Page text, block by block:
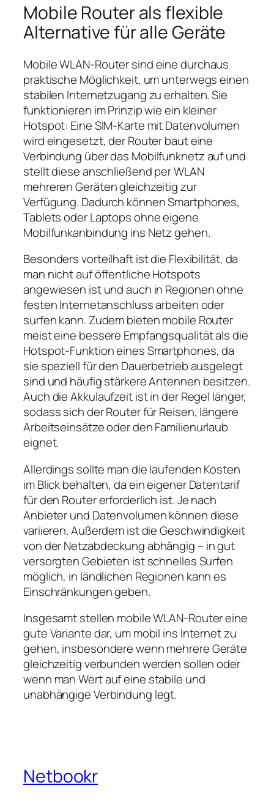
Mobile Router als flexible
Alternative für alle Geräte
Mobile WLAN‑Router sind eine durchaus
praktische Möglichkeit, um unterwegs einen
stabilen Internetzugang zu erhalten. Sie
funktionieren im Prinzip wie ein kleiner
Hotspot: Eine SIM‑Karte mit Datenvolumen
wird eingesetzt, der Router baut eine
Verbindung über das Mobilfunknetz auf und
stellt diese anschließend per WLAN
mehreren Geräten gleichzeitig zur
Verfügung. Dadurch können Smartphones,
Tablets oder Laptops ohne eigene
Mobilfunkanbindung ins Netz gehen.
Besonders vorteilhaft ist die Flexibilität, da
man nicht auf öffentliche Hotspots
angewiesen ist und auch in Regionen ohne
festen Internetanschluss arbeiten oder
surfen kann. Zudem bieten mobile Router
meist eine bessere Empfangsqualität als die
Hotspot‑Funktion eines Smartphones, da
sie speziell für den Dauerbetrieb ausgelegt
sind und häufig stärkere Antennen besitzen.
Auch die Akkulaufzeit ist in der Regel länger,
sodass sich der Router für Reisen, längere
Arbeitseinsätze oder den Familienurlaub
eignet.
Allerdings sollte man die laufenden Kosten
im Blick behalten, da ein eigener Datentarif
für den Router erforderlich ist. Je nach
Anbieter und Datenvolumen können diese
variieren. Außerdem ist die Geschwindigkeit
von der Netzabdeckung abhängig – in gut
versorgten Gebieten ist schnelles Surfen
möglich, in ländlichen Regionen kann es
Einschränkungen geben.
Insgesamt stellen mobile WLAN‑Router eine
gute Variante dar, um mobil ins Internet zu
gehen, insbesondere wenn mehrere Geräte
gleichzeitig verbunden werden sollen oder
wenn man Wert auf eine stabile und
unabhängige Verbindung legt.
Netbookr